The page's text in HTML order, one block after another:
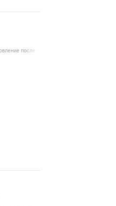
после перелома шейки бедра